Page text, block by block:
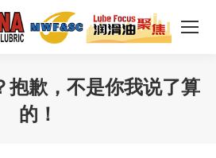
抱歉，不是你我说了算
的！